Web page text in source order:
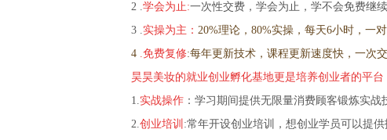
2 .学会为止:一次性交费，学会为止，学不会免费继
3 .实操为主： 20%理论，80%实操，每天6小时，一
4 .免费复修:每年更新技术，课程更新速度快，一次
昊昊美妆的就业创业孵化基地更是培养创业者的平台
1.实战操作 ：学习期间提供无限量消费顾客锻炼实
2.创业培训 :常年开设创业培训，想创业学员可以提